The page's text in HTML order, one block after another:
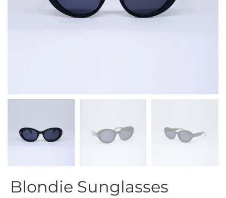
Blondie Sunglasses